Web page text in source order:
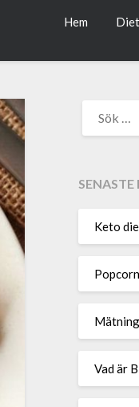
Hem
SENASTE
Keto
Vad är